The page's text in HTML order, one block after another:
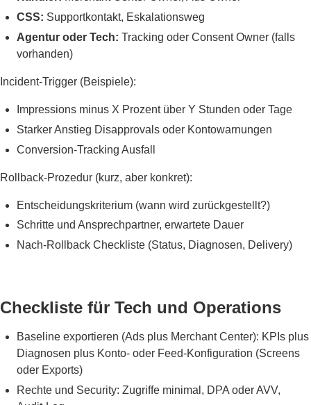
CSS: Supportkontakt, Eskalationsweg
Agentur oder Tech: Tracking oder Consent Owner (falls
vorhanden)
Incident-Trigger (Beispiele):
Impressions minus X Prozent über Y Stunden oder Tage
Starker Anstieg Disapprovals oder Kontowarnungen
Conversion-Tracking Ausfall
Rollback-Prozedur (kurz, aber konkret):
Entscheidungskriterium (wann wird zurückgestellt?)
Schritte und Ansprechpartner, erwartete Dauer
Nach-Rollback Checkliste (Status, Diagnosen, Delivery)
Checkliste für Tech und Operations
Baseline exportieren (Ads plus Merchant Center): KPIs plus
Diagnosen plus Konto- oder Feed-Konfiguration (Screens
oder Exports)
Rechte und Security: Zugriffe minimal, DPA oder AVV,